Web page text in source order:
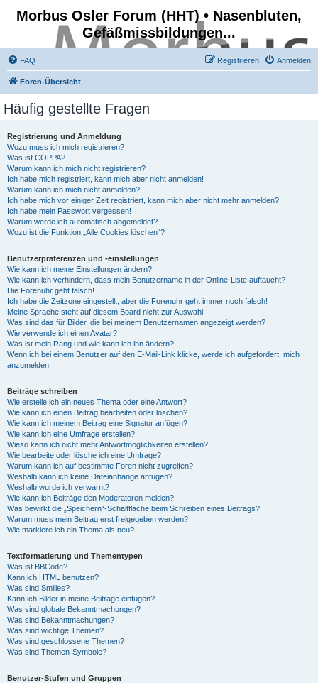
Morbus Osler Forum (HHT) • Nasenbluten,
Gefäßmissbildungen...
FAQ Anmelden
Registrieren
Foren-Übersicht
Häufig gestellte Fragen
Registrierung und Anmeldung
Wozu muss ich mich registrieren?
Was ist COPPA?
Warum kann ich mich nicht registrieren?
Ich habe mich registriert, kann mich aber nicht anmelden!
Warum kann ich mich nicht anmelden?
Ich habe mich vor einiger Zeit registriert, kann mich aber nicht mehr anmelden?!
Ich habe mein Passwort vergessen!
Warum werde ich automatisch abgemeldet?
Wozu ist die Funktion „Alle Cookies löschen“?
Benutzerpräferenzen und -einstellungen
Wie kann ich meine Einstellungen ändern?
Wie kann ich verhindern, dass mein Benutzername in der Online-Liste auftaucht?
Die Forenuhr geht falsch!
Ich habe die Zeitzone eingestellt, aber die Forenuhr geht immer noch falsch!
Meine Sprache steht auf diesem Board nicht zur Auswahl!
Was sind das für Bilder, die bei meinem Benutzernamen angezeigt werden?
Wie verwende ich einen Avatar?
Was ist mein Rang und wie kann ich ihn ändern?
Wenn ich bei einem Benutzer auf den E-Mail-Link klicke, werde ich aufgefordert, mich
anzumelden.
Beiträge schreiben
Wie erstelle ich ein neues Thema oder eine Antwort?
Wie kann ich einen Beitrag bearbeiten oder löschen?
Wie kann ich meinem Beitrag eine Signatur anfügen?
Wie kann ich eine Umfrage erstellen?
Wieso kann ich nicht mehr Antwortmöglichkeiten erstellen?
Wie bearbeite oder lösche ich eine Umfrage?
Warum kann ich auf bestimmte Foren nicht zugreifen?
Weshalb kann ich keine Dateianhänge anfügen?
Weshalb wurde ich verwarnt?
Wie kann ich Beiträge den Moderatoren melden?
Was bewirkt die „Speichern“-Schaltfläche beim Schreiben eines Beitrags?
Warum muss mein Beitrag erst freigegeben werden?
Wie markiere ich ein Thema als neu?
Textformatierung und Thementypen
Was ist BBCode?
Kann ich HTML benutzen?
Was sind Smilies?
Kann ich Bilder in meine Beiträge einfügen?
Was sind globale Bekanntmachungen?
Was sind Bekanntmachungen?
Was sind wichtige Themen?
Was sind geschlossene Themen?
Was sind Themen-Symbole?
Benutzer-Stufen und Gruppen